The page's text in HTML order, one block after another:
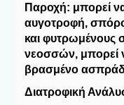
Παροχή: μπορεί
αυγοτροφή,
και φυτρωμένους
νεοσσών, μπορεί
βρασμένο
Διατροφική